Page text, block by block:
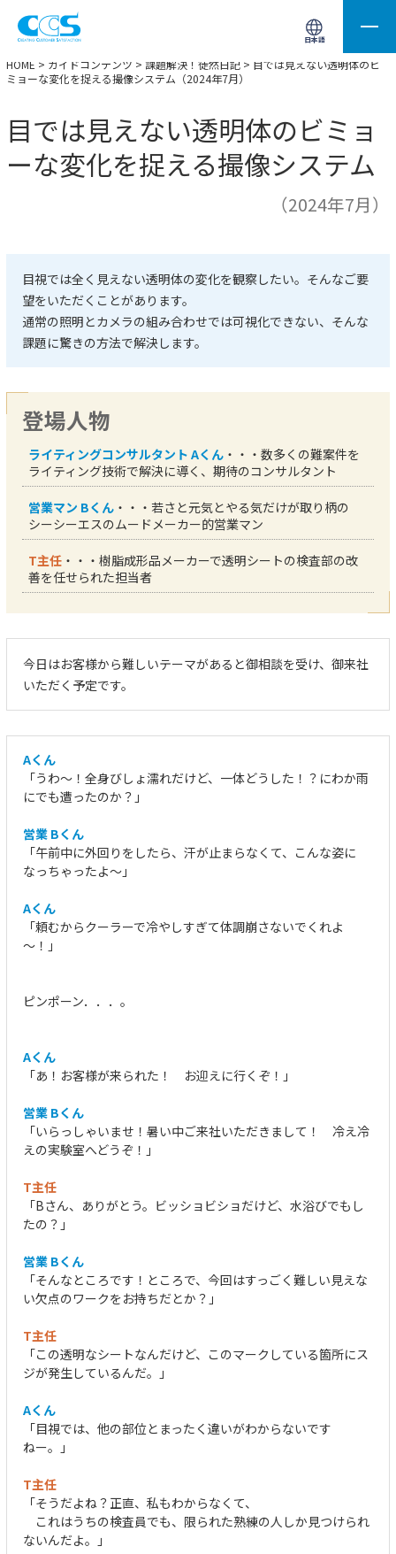
日本語
画像処理用の製品検索 サイト内検索(Enterで実行)
HOME > ガイドコンテンツ > 課題解決！徒然日記 > 目では見えない透明体のビ
ミョーな変化を捉える撮像システム（2024年7月）
目では見えない透明体のビミョ
ーな変化を捉える撮像システム
（2024年7月）
目視では全く見えない透明体の変化を観察したい。そんなご要
望をいただくことがあります。
通常の照明とカメラの組み合わせでは可視化できない、そんな
課題に驚きの方法で解決します。
登場人物
ライティングコンサルタント Aくん ・・・数多くの難案件を
ライティング技術で解決に導く、期待のコンサルタント
営業マン Bくん ・・・若さと元気とやる気だけが取り柄の
シーシーエスのムードメーカー的営業マン
T主任 ・・・樹脂成形品メーカーで透明シートの検査部の改
善を任せられた担当者
今日はお客様から難しいテーマがあると御相談を受け、御来社
いただく予定です。
Aくん
「うわ～！全身びしょ濡れだけど、一体どうした！？にわか雨
にでも遭ったのか？」
営業 Bくん
「午前中に外回りをしたら、汗が止まらなくて、こんな姿に
なっちゃったよ～」
Aくん
「頼むからクーラーで冷やしすぎて体調崩さないでくれよ
～！」
ピンポーン．．．。
Aくん
「あ！お客様が来られた！ お迎えに行くぞ！」
営業 Bくん
「いらっしゃいませ！暑い中ご来社いただきまして！ 冷え冷
えの実験室へどうぞ！」
T主任
「Bさん、ありがとう。ビッショビショだけど、水浴びでもし
たの？」
営業 Bくん
「そんなところです！ところで、今回はすっごく難しい見えな
い欠点のワークをお持ちだとか？」
T主任
「この透明なシートなんだけど、このマークしている箇所にス
ジが発生しているんだ。」
Aくん
「目視では、他の部位とまったく違いがわからないです
ねー。」
T主任
「そうだよね？正直、私もわからなくて、
これはうちの検査員でも、限られた熟練の人しか見つけられ
ないんだよ。」